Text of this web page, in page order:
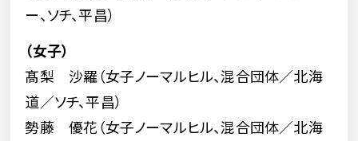
ー、ソチ、平昌）
（女子）
髙梨 沙羅（女子ノーマルヒル、混合団体／北海
道／ソチ、平昌）
勢藤 優花（女子ノーマルヒル、混合団体／北海